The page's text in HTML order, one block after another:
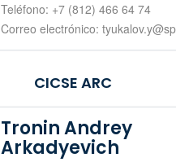
Teléfono: +7 (812) 466 64 74
Correo electrónico:
CICSE ARC
Tronin Andrey
Arkadyevich